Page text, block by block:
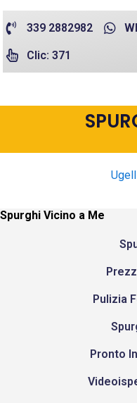
339 2882982
Clic: 371
Spurghi Vicino a Me
Pulizia
Pronto